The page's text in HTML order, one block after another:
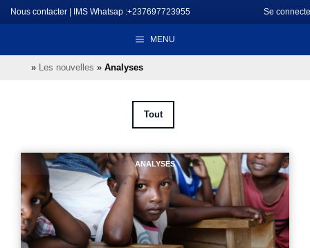
Aller
au
Nous contacter IMS Whatsap :+237697723955 Se
MENU
» Les nouvelles » Analyses
Tout
ANALYSES